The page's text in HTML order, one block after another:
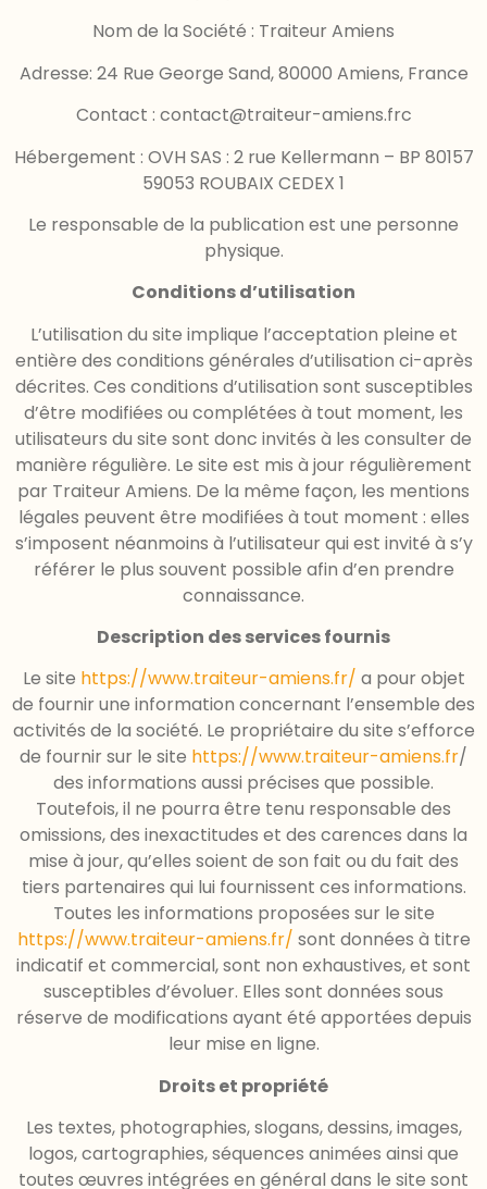
Nom de la Société : Traiteur Amiens
Adresse: 24 Rue George Sand, 80000 Amiens, France
Contact : contact@traiteur-amiens.frc
Hébergement : OVH SAS : 2 rue Kellermann – BP 80157
59053 ROUBAIX CEDEX 1
Le responsable de la publication est une personne
physique.
Conditions d’utilisation
L’utilisation du site implique l’acceptation pleine et
entière des conditions générales d’utilisation ci-après
décrites. Ces conditions d’utilisation sont susceptibles
d’être modifiées ou complétées à tout moment, les
utilisateurs du site sont donc invités à les consulter de
manière régulière. Le site est mis à jour régulièrement
par Traiteur Amiens. De la même façon, les mentions
légales peuvent être modifiées à tout moment : elles
s’imposent néanmoins à l’utilisateur qui est invité à s’y
référer le plus souvent possible afin d’en prendre
connaissance.
Description des services fournis
Le site https://www.traiteur-amiens.fr/ a pour objet
de fournir une information concernant l’ensemble des
activités de la société. Le propriétaire du site s’efforce
de fournir sur le site https://www.traiteur-amiens.fr/
des informations aussi précises que possible.
Toutefois, il ne pourra être tenu responsable des
omissions, des inexactitudes et des carences dans la
mise à jour, qu’elles soient de son fait ou du fait des
tiers partenaires qui lui fournissent ces informations.
Toutes les informations proposées sur le site
https://www.traiteur-amiens.fr/ sont données à titre
indicatif et commercial, sont non exhaustives, et sont
susceptibles d’évoluer. Elles sont données sous
réserve de modifications ayant été apportées depuis
leur mise en ligne.
Droits et propriété
Les textes, photographies, slogans, dessins, images,
logos, cartographies, séquences animées ainsi que
toutes œuvres intégrées en général dans le site sont